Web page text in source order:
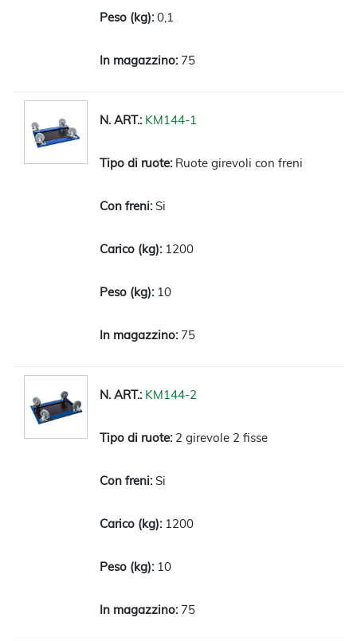
0,1
75
KM144-1
Ruote girevoli con freni
Si
1200
10
75
KM144-2
2 girevole 2 fisse
Si
1200
10
75